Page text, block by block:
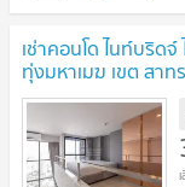
เช่าคอนโด ไนท์บริด
ทุ่งมหาเมฆ เขต สา
@connexproperty